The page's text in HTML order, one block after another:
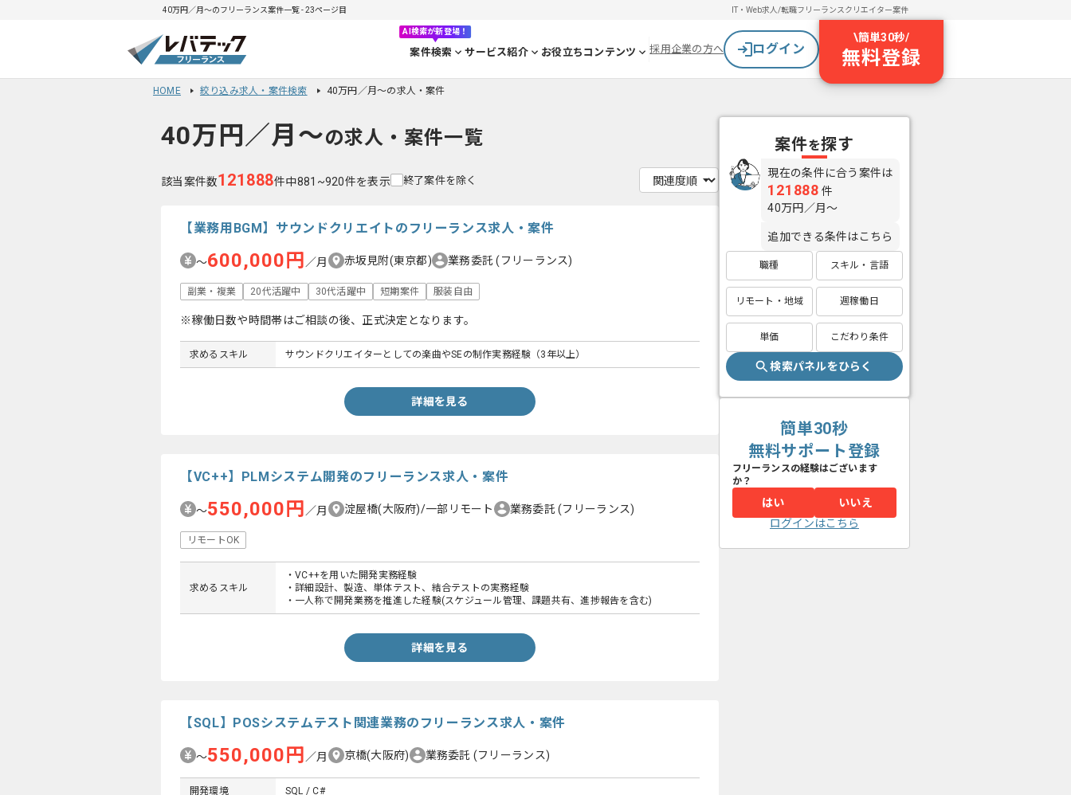
40万円／月〜のフリーランス案件一覧 - 23ページ目 IT・Web求人/転職フリーランスクリエイター案件
AI検索が新登場！
案件検索 サービス紹介 お役立ちコンテンツ 採用企業の方へ ログイン
\簡単30秒/
無料登録
HOME 絞り込み求人・案件検索 40万円／月〜の求人・案件
40万円／月〜の求人・案件一覧
該当案件数121888件中881~920件を表示 終了案件を除く
【業務用BGM】サウンドクリエイトのフリーランス求人・案件
〜600,000円 ／月 赤坂見附(東京都) 業務委託(フリーランス)
副業・複業 20代活躍中 30代活躍中 短期案件 服装自由
※稼働日数や時間帯はご相談の後、正式決定となります。
求めるスキル サウンドクリエイターとしての楽曲やSEの制作実務経験（3年以上）
詳細を見る
【VC++】PLMシステム開発のフリーランス求人・案件
〜550,000円 ／月 淀屋橋(大阪府)/一部リモート 業務委託(フリーランス)
リモートOK
求めるスキル
・VC++を用いた開発実務経験
・詳細設計、製造、単体テスト、結合テストの実務経験
・一人称で開発業務を推進した経験(スケジュール管理、課題共有、進捗報告を含む)
詳細を見る
【SQL】POSシステムテスト関連業務のフリーランス求人・案件
〜550,000円 ／月 京橋(大阪府) 業務委託 (フリーランス)
開発環境 SQL / C#
案件を探す
現在の条件に合う案件は
121888 件
40万円／月〜
追加できる条件はこちら
職種 スキル・言語
リモート・地域 週稼働日
単価 こだわり条件
検索パネルをひらく
簡単30秒
無料サポート登録
フリーランスの経験はございます
か？
はい
いいえ
ログインはこちら